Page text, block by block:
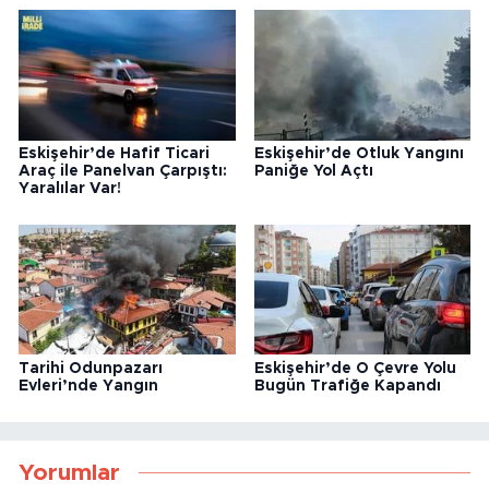
Eskişehir’de Hafif Ticari
Araç ile Panelvan Çarpıştı:
Yaralılar Var!
Eskişehir’de Otluk Yangını
Paniğe Yol Açtı
Tarihi Odunpazarı
Evleri’nde Yangın
Eskişehir’de O Çevre Yolu
Bugün Trafiğe Kapandı
Yorumlar